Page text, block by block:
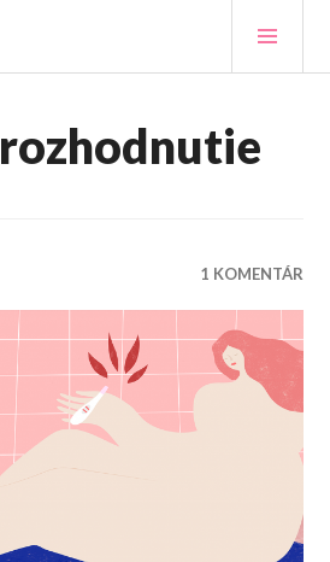
rozhodnutie
1 KOMENTÁR